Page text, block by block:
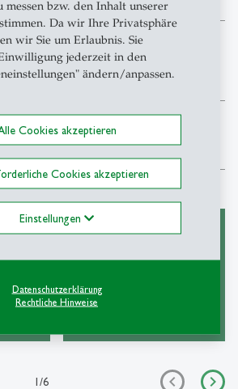
messen bzw. den Inhalt unserer
Da wir Ihre Privatsphäre
wir Sie um Erlaubnis. Sie
jederzeit in den
ändern/anpassen.
Cookies akzeptieren
Cookies akzeptieren
Einstellungen
Datenschutzerklärung
Rechtliche Hinweise
Informationen zum MIL
noch beachten?
1/6